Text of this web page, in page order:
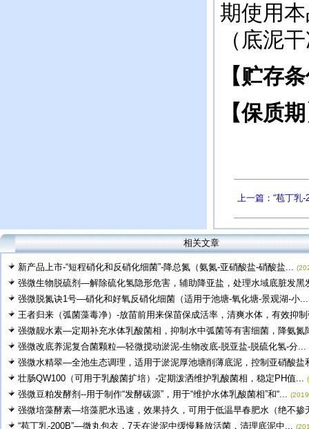
期使用
（底泥
【贮存
【保质
上一篇：“苞丁乳
相关文章
新产品上市-“短程硝化和反硝化细菌”-降总氮（氨氮-亚硝酸盐-硝酸盐...
强微生物脱硫剂—解除硫化氢隐形危害，辅助降亚盐，处理水域底脏发黑
强微脱氮诀1号—硝化和好氧反硝化细菌（适用于池塘-氧化塘-景观湖-小...
王者归来（弧菌藻毒净）-放苗前用来保苗保成活率，清爽水体，有效抑
强微靓水素—定期补充水体乳酸菌相，抑制水中弧菌等有害细菌，降氨氮
强微改底养泥复合菌颗粒—轻微搅动淤泥-生物改底-脱亚盐-脱硫化氢-分...
强微水精翠—全池生态调理，适用于淤泥厚池塘削薄底泥，控制亚硝酸盐
壮肠QW100（可用于乳酸菌扩培）-定期泼洒维护乳酸菌相，稳定PH值...
强微豆粕发酵剂--用于制作“发酵碳源”，用于“维护水体乳酸菌相”和“...
强微培藻酵素—培藻肥水迅速，效果持久，可用于低温早春肥水（绝不掺
“苞丁乳-200B”—微丸包衣，7天在淤泥中缓慢释放活菌，清理底泥中...